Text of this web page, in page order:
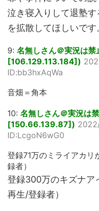
泣き寝入りして退塾
を拡散してほしいです
9: 名無しさん＠実況は
[106.129.113.184])
ID:bb3hxAqWa
音畑＝角本
10: 名無しさん＠実況は
[150.66.139.87])
ID:LcgoN6wG0
登録71万のミライアカ
録者）
登録300万のキズナア
再生/登録者）